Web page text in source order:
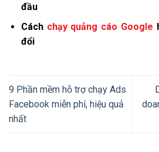
đầu
Cách chạy quảng cáo Google
đổi
9 Phần mềm hỗ trợ chạy Ads
Facebook miễn phí, hiệu quả
nhất